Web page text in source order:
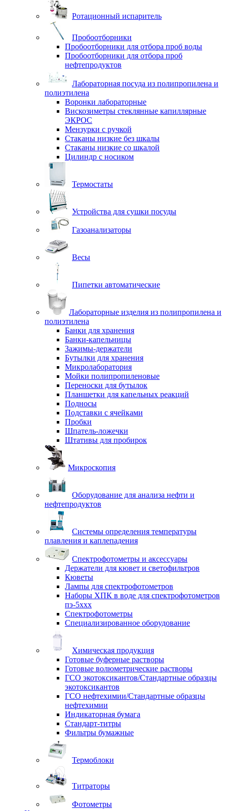
Ротационный испаритель
Пробоотборники
Пробоотборники для отбора проб воды
Пробоотборники для отбора проб
нефтепродуктов
Лабораторная посуда из полипропилена и
полиэтилена
Воронки лабораторные
Вискозиметры стеклянные капиллярные
ЭКРОС
Мензурки с ручкой
Стаканы низкие без шкалы
Стаканы низкие со шкалой
Цилиндр с носиком
Термостаты
Устройства для сушки посуды
Газоанализаторы
Весы
Пипетки автоматические
Лабораторные изделия из полипропилена и
полиэтилена
Банки для хранения
Банки-капельницы
Зажимы-держатели
Бутылки для хранения
Микролаборатория
Мойки полипропиленовые
Переноски для бутылок
Планшетки для капельных реакций
Подносы
Подставки с ячейками
Пробки
Шпатель-ложечки
Штативы для пробирок
Микроскопия
Оборудование для анализа нефти и
нефтепродуктов
Системы определения температуры
плавления и каплепадения
Спектрофотометры и аксессуары
Держатели для кювет и светофильтров
Кюветы
Лампы для спектрофотометров
Наборы ХПК в воде для спектрофотометров
пэ-5ххх
Спектрофотометры
Специализированное оборудование
Химическая продукция
Готовые буферные растворы
Готовые волюметрические растворы
ГСО экотоксикантов/Стандартные образцы
экотоксикантов
ГСО нефтехимии/Стандартные образцы
нефтехимии
Индикаторная бумага
Стандарт-титры
Фильтры бумажные
Термоблоки
Титраторы
Фотометры